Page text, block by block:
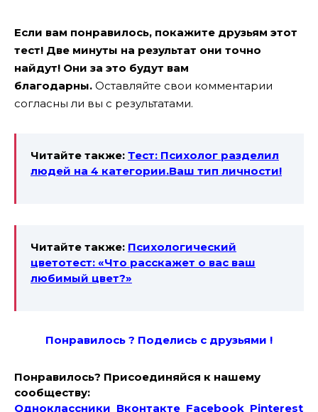
Если вам понравилось, покажите друзьям этот
тест! Две минуты на результат они точно
найдут! Они за это будут вам
благодарны. Оставляйте свои комментарии
согласны ли вы с результатами.
Читайте также: Тест: Психолог разделил
людей на 4 категории.Ваш тип личности!
Читайте также: Психологический
цветотест: «Что расскажет о вас ваш
любимый цвет?»
Понравилось ? Поделись с друзьями !
Понравилось? Присоединяйся к нашему
сообществу:
Одноклассники Вконтакте Facebook Pinterest